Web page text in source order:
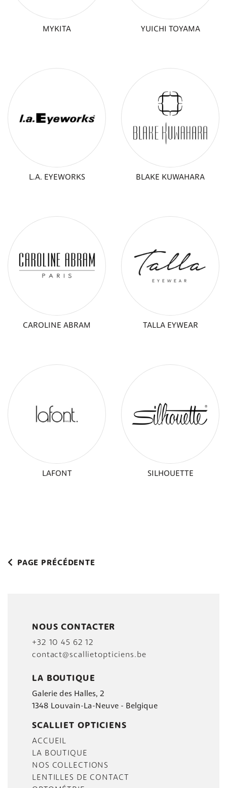
MYKITA YUICHI TOYAMA
L.A. EYEWORKS BLAKE KUWAHARA
CAROLINE ABRAM TALLA EYWEAR
LAFONT SILHOUETTE
PAGE PRÉCÉDENTE
NOUS CONTACTER
+32 10 45 62 12
contact@scallietopticiens.be
LA BOUTIQUE
Galerie des Halles, 2
1348 Louvain-La-Neuve - Belgique
SCALLIET OPTICIENS
ACCUEIL
LA BOUTIQUE
NOS COLLECTIONS
LENTILLES DE CONTACT